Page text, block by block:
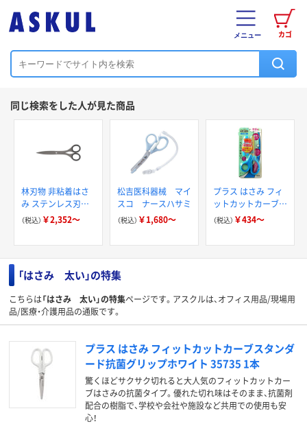
カゴ
メニュー
同じ検索をした人が見た商品
林刃物 非粘着はさ
み ステンレス刃物
鋼
（税込） ￥2,352～
松吉医科器械 マイ
スコ ナースハサミ
（税込） ￥1,680～
プラス はさみ フィ
ットカットカーブジ
ュニア
（税込） ￥434～
「はさみ 太い」の特集
こちらは「はさみ 太い」の特集ページです。アスクルは、オフィス用品/現場用
品/医療・介護用品の通販です。
プラス はさみ フィットカットカーブスタンダ
ード抗菌グリップホワイト 35735 1本
驚くほどサクサク切れると大人気のフィットカットカー
ブはさみの抗菌タイプ。優れた切れ味はそのまま、抗菌剤
配合の樹脂で、学校や会社や施設など共用での使用も安
心！